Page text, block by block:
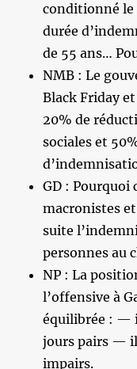
conditionné le
durée
de 55 ans…
NMB : Le
Black Friday
20% de
sociales et
GD : Pourquoi
macronistes
suite
personnes au
NP : La
l’offensive à
équilibrée : —
jours pairs —
impairs.